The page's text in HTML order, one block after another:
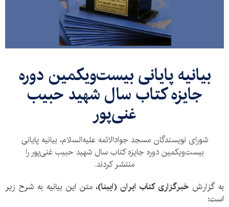
بیانیه پایانی بیست‌ویکمین دوره
جایزه کتاب سال شهید حبیب
غنی‌پور
شورای نویسندگان مسجد جوادالائمه علیه‌السلام، بیانیه پایانی
بیست‌ویکمین دوره جایزه کتاب سال شهید حبیب غنی‌پور را
منتشر کردند.
به گزارش خبرگزاری کتاب ایران (ایبنا)، متن این بیانیه به شرح زیر
است: